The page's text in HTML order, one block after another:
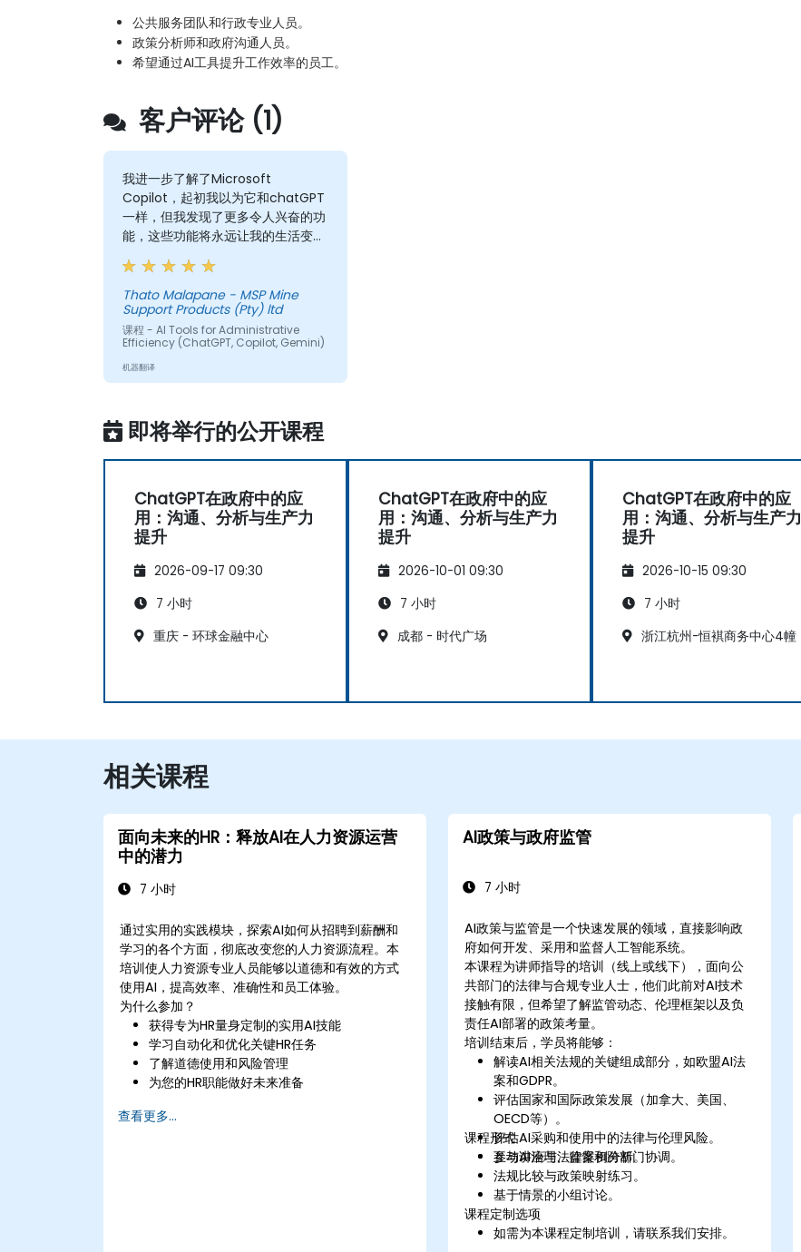
公共服务团队和行政专业人员。
政策分析师和政府沟通人员。
希望通过AI工具提升工作效率的员工。
客户评论 (1)
我进一步了解了Microsoft
Copilot，起初我以为它和chatGPT
一样，但我发现了更多令人兴奋的功
能，这些功能将永远让我的生活变得
更轻松。
Thato Malapane - MSP Mine
Support Products (Pty) ltd
课程 - AI Tools for Administrative
Efficiency (ChatGPT, Copilot, Gemini)
机器翻译
即将举行的公开课程
ChatGPT在政府中的应
用：沟通、分析与生产力
提升
2026-09-17 09:30
7 小时
重庆 - 环球金融中心
ChatGPT在政府中的应
用：沟通、分析与生产力
提升
2026-10-01 09:30
7 小时
成都 - 时代广场
ChatGPT在政府中的应
用：沟通、分析与生产力
提升
2026-10-15 09:30
7 小时
浙江杭州-恒褀商务中心4幢
相关课程
面向未来的HR：释放AI在人力资源运营
中的潜力
7 小时
通过实用的实践模块，探索AI如何从招聘到薪酬和
学习的各个方面，彻底改变您的人力资源流程。本
培训使人力资源专业人员能够以道德和有效的方式
使用AI，提高效率、准确性和员工体验。
为什么参加？
获得专为HR量身定制的实用AI技能
学习自动化和优化关键HR任务
了解道德使用和风险管理
为您的HR职能做好未来准备
查看更多...
AI政策与政府监管
7 小时
AI政策与监管是一个快速发展的领域，直接影响政
府如何开发、采用和监督人工智能系统。
本课程为讲师指导的培训（线上或线下），面向公
共部门的法律与合规专业人士，他们此前对AI技术
接触有限，但希望了解监管动态、伦理框架以及负
责任AI部署的政策考量。
培训结束后，学员将能够：
解读AI相关法规的关键组成部分，如欧盟AI法
案和GDPR。
评估国家和国际政策发展（加拿大、美国、
OECD等）。
评估AI采购和使用中的法律与伦理风险。
参与AI治理、监督和跨部门协调。
课程形式
互动讲座与法律案例分析。
法规比较与政策映射练习。
基于情景的小组讨论。
课程定制选项
如需为本课程定制培训，请联系我们安排。